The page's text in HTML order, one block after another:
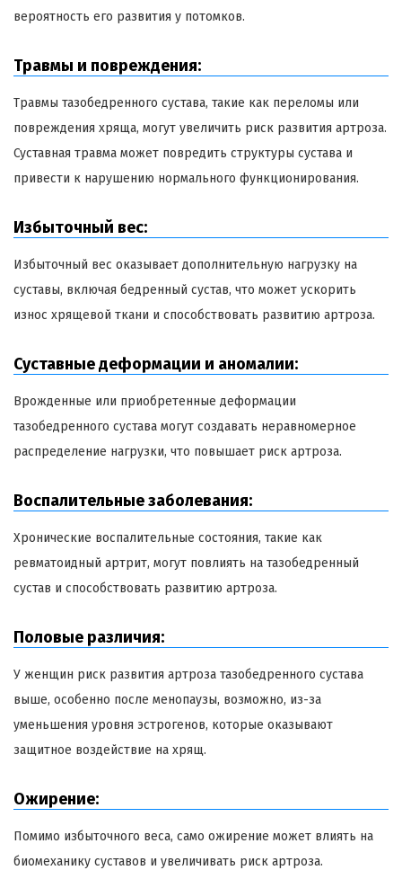
вероятность его развития у потомков.
Травмы и повреждения:
Травмы тазобедренного сустава, такие как переломы или
повреждения хряща, могут увеличить риск развития артроза.
Суставная травма может повредить структуры сустава и
привести к нарушению нормального функционирования.
Избыточный вес:
Избыточный вес оказывает дополнительную нагрузку на
суставы, включая бедренный сустав, что может ускорить
износ хрящевой ткани и способствовать развитию артроза.
Суставные деформации и аномалии:
Врожденные или приобретенные деформации
тазобедренного сустава могут создавать неравномерное
распределение нагрузки, что повышает риск артроза.
Воспалительные заболевания:
Хронические воспалительные состояния, такие как
ревматоидный артрит, могут повлиять на тазобедренный
сустав и способствовать развитию артроза.
Половые различия:
У женщин риск развития артроза тазобедренного сустава
выше, особенно после менопаузы, возможно, из-за
уменьшения уровня эстрогенов, которые оказывают
защитное воздействие на хрящ.
Ожирение:
Помимо избыточного веса, само ожирение может влиять на
биомеханику суставов и увеличивать риск артроза.